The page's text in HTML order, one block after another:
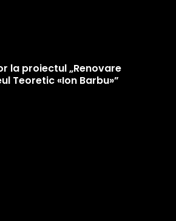
la proiectul „Renovare
Teoretic «Ion Barbu»”